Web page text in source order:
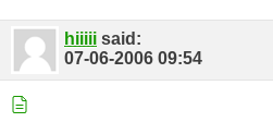
hiiiii said:
07-06-2006 09:54